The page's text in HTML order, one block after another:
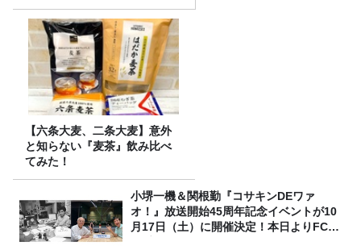
～ごきげんよう、ルンルン
～』8/9（日）16時放送
【六条大麦、二条大麦】意外
と知らない『麦茶』飲み比べ
てみた！
小堺一機＆関根勤『コサキンDEワァ
オ！』放送開始45周年記念イベントが10
月17日（土）に開催決定！本日よりFC先